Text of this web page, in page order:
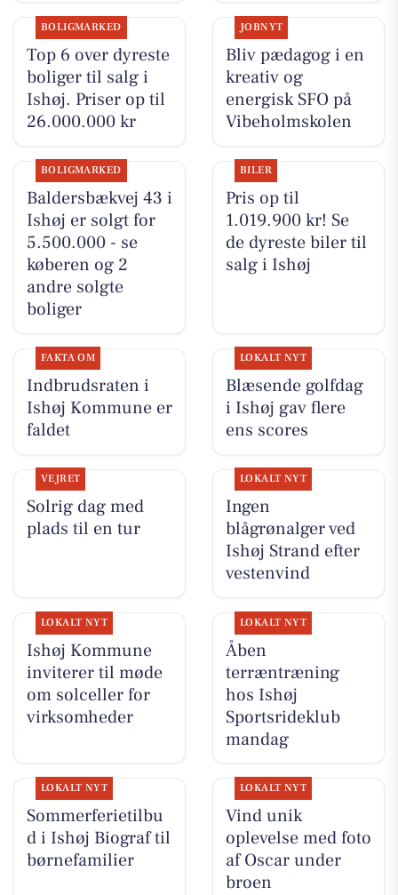
BOLIGMARKED
Top 6 over dyreste
boliger til salg i
Ishøj. Priser op til
26.000.000 kr
JOBNYT
Bliv pædagog i en
kreativ og
energisk SFO på
Vibeholmskolen
BOLIGMARKED
Baldersbækvej 43 i
Ishøj er solgt for
5.500.000 - se
køberen og 2
andre solgte
boliger
BILER
Pris op til
1.019.900 kr! Se
de dyreste biler til
salg i Ishøj
FAKTA OM
Indbrudsraten i
Ishøj Kommune er
faldet
LOKALT NYT
Blæsende golfdag
i Ishøj gav flere
ens scores
VEJRET
Solrig dag med
plads til en tur
LOKALT NYT
Ingen
blågrønalger ved
Ishøj Strand efter
vestenvind
LOKALT NYT
Ishøj Kommune
inviterer til møde
om solceller for
virksomheder
LOKALT NYT
Åben
terræntræning
hos Ishøj
Sportsrideklub
mandag
LOKALT NYT
Sommerferietilbu
d i Ishøj Biograf til
børnefamilier
LOKALT NYT
Vind unik
oplevelse med foto
af Oscar under
broen